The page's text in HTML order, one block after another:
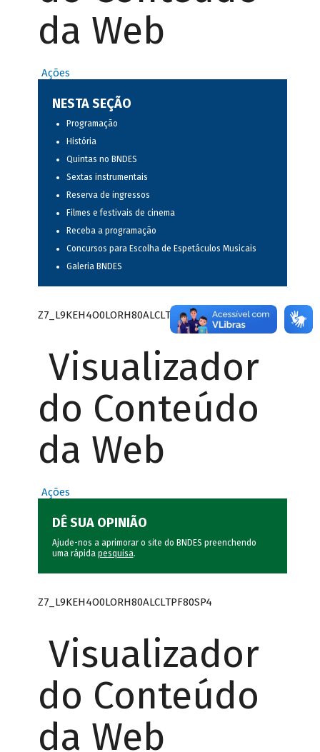
da Web
Ações
NESTA SEÇÃO
Programação
História
Quintas no BNDES
Sextas instrumentais
Reserva de ingressos
Filmes e festivais de cinema
Receba a programação
Concursos para Escolha de Espetáculos Musicais
Galeria BNDES
Z7_L9KEH4O0LORH80ALCLTPF80S97
Visualizador
do Conteúdo
da Web
Ações
DÊ SUA OPINIÃO
Ajude-nos a aprimorar o site do BNDES preenchendo
uma rápida pesquisa.
Z7_L9KEH4O0LORH80ALCLTPF80SP4
Visualizador
do Conteúdo
da Web